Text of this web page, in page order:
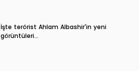
İşte terörist Ahlam Albashir'in yeni
görüntüleri…